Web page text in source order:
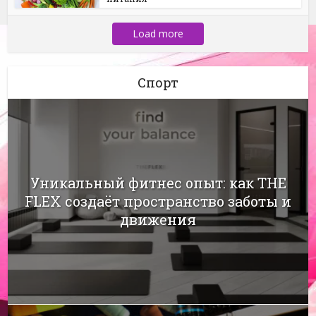
Load more
Спорт
Уникальный фитнес опыт: как THE
FLEX создаёт пространство заботы и
движения